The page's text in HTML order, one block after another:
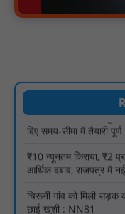
इंदिरा मिनी स्टेडियम में
दिए समय-सीमा में तैयारी
₹10 न्यूनतम किराया, ₹2
आर्थिक दबाव, राजपत्र में
चिरूनी गांव को मिली सड़क
छाई खुशी : NN81
ईदगाह परिसर में वृक्षारोपण